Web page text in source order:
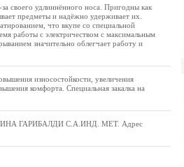
своего удлиннённого носа. Пригодны как
предметы и надёжно удерживает их.
что вкупе со специальной
работы с электричеством с максимальным
значительно облегчает работу и
износостойкости, увеличения
комфорта. Специальная закалка на
ГАРИБАЛДИ С.А.ИНД. МЕТ. Адрес